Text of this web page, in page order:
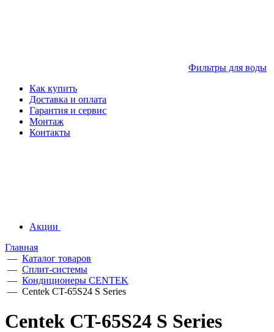
Фильтры для воды
Как купить
Доставка и оплата
Гарантия и сервис
Монтаж
Контакты
Акции
Главная
— Каталог товаров
— Сплит-системы
— Кондиционеры CENTEK
— Centek CT-65S24 S Series
Centek CT-65S24 S Series